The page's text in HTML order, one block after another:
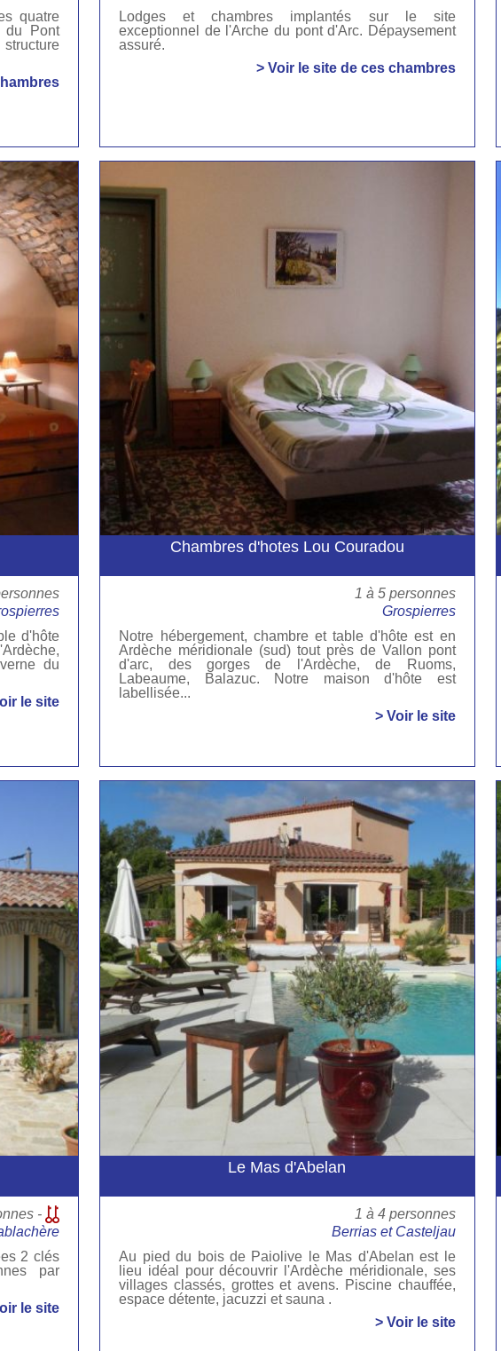
quatre
du Pont
Lodges et chambres implantés sur le site
exceptionnel de l'Arche du pont d'Arc. Dépaysement
assuré.
> Voir le site de ces chambres
d'hôte
du
le site
Chambres d'hotes Lou Couradou
1 à 5 personnes
Grospierres
Notre hébergement, chambre et table d'hôte est en
Ardèche méridionale (sud) tout près de Vallon pont
d'arc, des gorges de l'Ardèche, de Ruoms,
Labeaume, Balazuc. Notre maison d'hôte est
labellisée...
> Voir le site
-
2 clés
par
le site
Le Mas d'Abelan
1 à 4 personnes
Berrias et Casteljau
Au pied du bois de Paiolive le Mas d'Abelan est le
lieu idéal pour découvrir l'Ardèche méridionale, ses
villages classés, grottes et avens. Piscine chauffée,
espace détente, jacuzzi et sauna .
> Voir le site